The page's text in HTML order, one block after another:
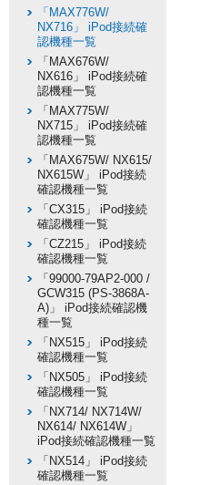
「MAX776W/
NX716」 iPod接続確
認機種一覧
「MAX676W/
NX616」 iPod接続確
認機種一覧
「MAX775W/
NX715」 iPod接続確
認機種一覧
「MAX675W/ NX615/
NX615W」 iPod接続
確認機種一覧
「CX315」 iPod接続
確認機種一覧
「CZ215」 iPod接続
確認機種一覧
「99000-79AP2-000 /
GCW315 (PS-3868A-
A)」 iPod接続確認機
種一覧
「NX515」 iPod接続
確認機種一覧
「NX505」 iPod接続
確認機種一覧
「NX714/ NX714W/
NX614/ NX614W」
iPod接続確認機種一覧
「NX514」 iPod接続
確認機種一覧